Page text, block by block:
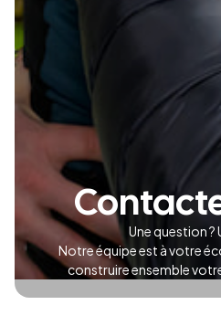
Une question ?
Notre équipe est à votre
construire ensemble